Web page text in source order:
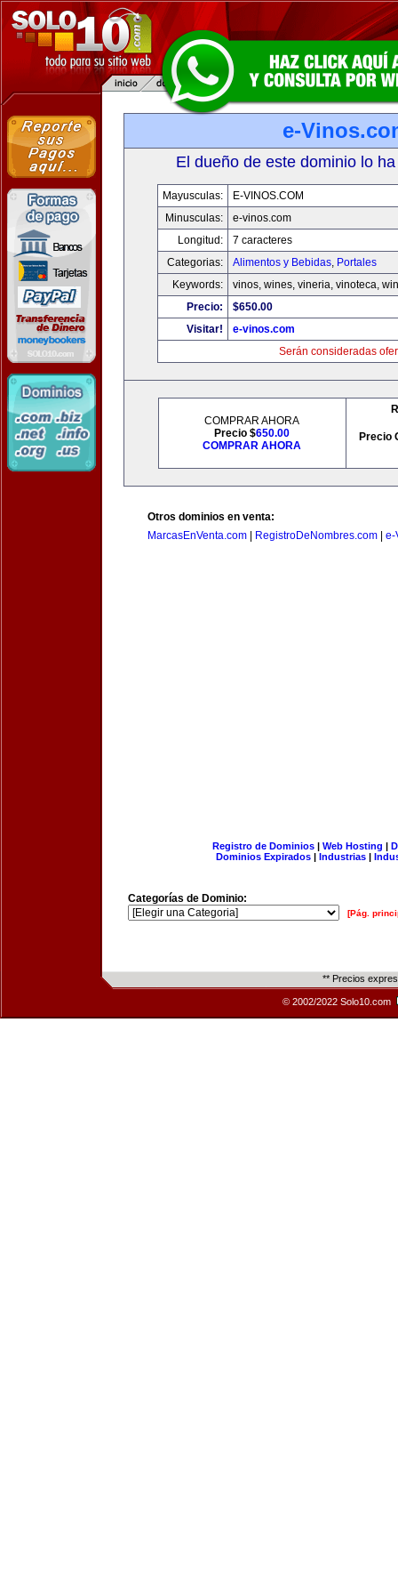
e-
El dueño de este dominio lo
Mayusculas:
E-VINOS.COM
Minusculas:
e-vinos.com
Longitud:
7 caracteres
Categorias:
Alimentos y Bebidas, Portales
Keywords:
vinos, wines, vineria, vinoteca,
Precio:
$650.00
Visitar!
e-vinos.com
Serán consideradas
COMPRAR AHORA
Precio $650.00
COMPRAR AHORA
Precio
Otros dominios en venta:
MarcasEnVenta.com
RegistroDeNombres.com e-
Registro de Dominios| Web Hosting |
Dominios Expirados | Industrias |
Categorías de Dominio:
[Pág.
** Precios
© 2002/2022 Solo10.com